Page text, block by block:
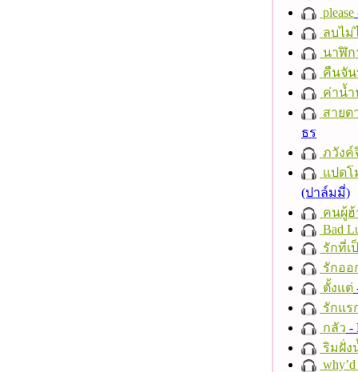
please
ลบไม่
นาฬิก
คืนจั
ค่าน้
สายต
ธร
ภวังค์
แปดโ
(ปาล์มมี่)
คนผู้ฮ้
Bad
รักที่เ
รักออ
ตั้งแต่
รักแร
กลัว -
ริมฝั่ง